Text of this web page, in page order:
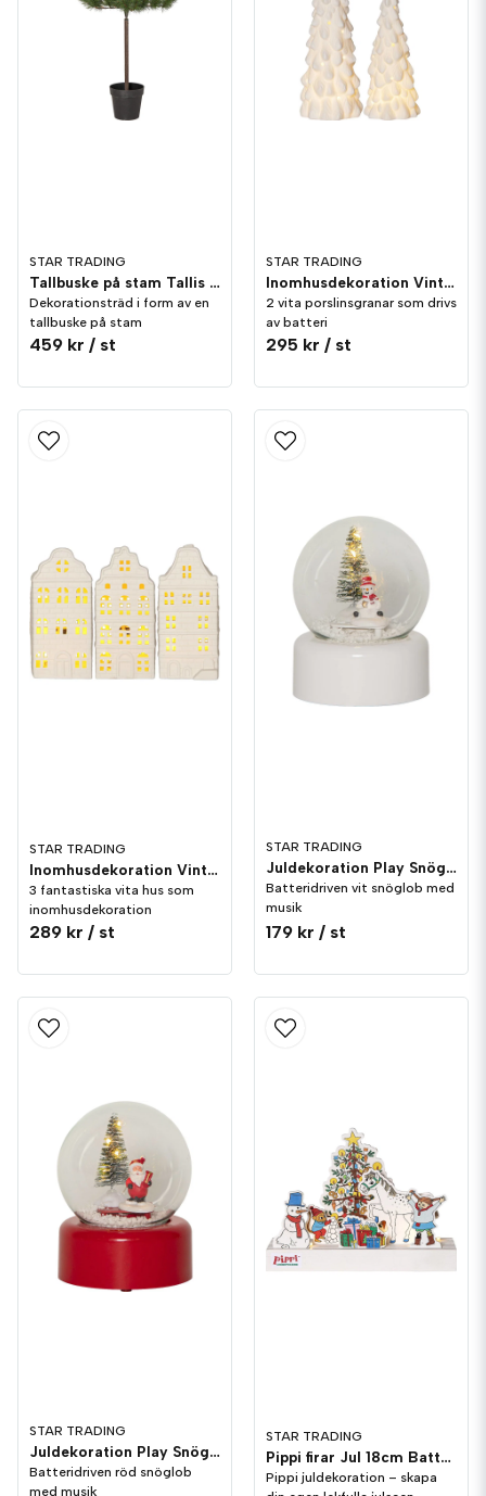
STAR TRADING
Tallbuske på stam Tallis 100cm
Dekorationsträd i form av en
tallbuske på stam
459 kr / st
STAR TRADING
Inomhusdekoration Vinter Vita Julgranar
2 vita porslinsgranar som drivs
av batteri
295 kr / st
STAR TRADING
Inomhusdekoration Vinter Vitt Hus 3st Porslin
3 fantastiska vita hus som
inomhusdekoration
289 kr / st
STAR TRADING
Juldekoration Play Snöglob 10cm Vit
Batteridriven vit snöglob med
musik
179 kr / st
STAR TRADING
Juldekoration Play Snöglob 10cm Röd
Batteridriven röd snöglob
med musik
STAR TRADING
Pippi firar Jul 18cm Batteri
Pippi juldekoration – skapa